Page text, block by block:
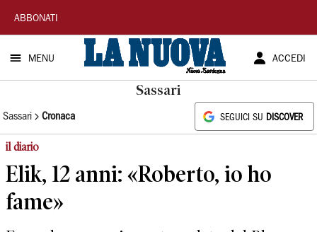
La
Nuova
Sardegna
ABBONATI
MENU ACCEDI
Sassari
Sassari Cronaca SEGUICI SU DISCOVER
il diario
Elik, 12 anni: «Roberto, io ho
fame»